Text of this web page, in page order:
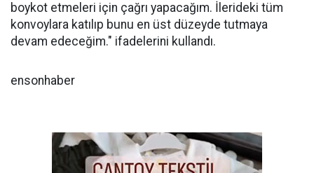
boykot etmeleri için çağrı yapacağım. İlerideki tüm
konvoylara katılıp bunu en üst düzeyde tutmaya
devam edeceğim." ifadelerini kullandı.
ensonhaber